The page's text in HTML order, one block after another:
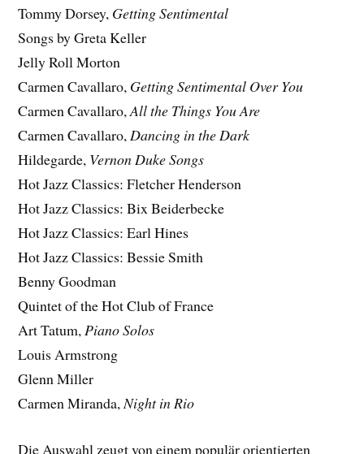
Tommy Dorsey, Getting Sentimental
Songs by Greta Keller
Jelly Roll Morton
Carmen Cavallaro, Getting Sentimental Over You
Carmen Cavallaro,All the Things You Are
Carmen Cavallaro,Dancing in the Dark
Hildegarde, Vernon Duke Songs
Hot Jazz Classics: Fletcher Henderson
Hot Jazz Classics: Bix Beiderbecke
Hot Jazz Classics: Earl Hines
Hot Jazz Classics: Bessie Smith
Benny Goodman
Quintet of the Hot Club of France
Art Tatum,Piano Solos
Louis Armstrong
Glenn Miller
Carmen Miranda,Night in Rio
Die Auswahl zeugt von einem populär orientierten